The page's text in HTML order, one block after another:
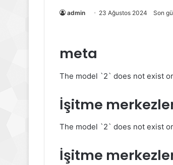
admin 23 Ağustos 2024 Son
meta
The model `2` does not exist
İşitme
The model `2` does not exist
İşitme